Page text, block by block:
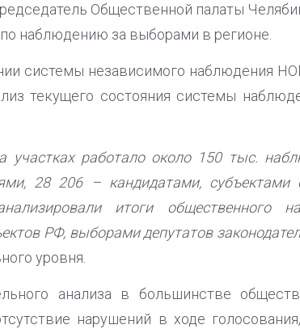
Общественной палаты
наблюдению за выборами в регионе.
системы независимого наблюдения
текущего состояния системы
участках работало около 150 тыс.
28 206 – кандидатами,
итоги общественного
РФ, выборами депутатов
уровня.
анализа в большинстве
нарушений в ходе